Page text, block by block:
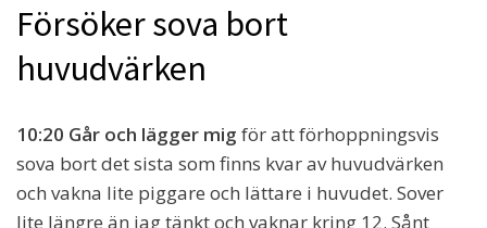
Försöker sova bort
huvudvärken
10:20 Går och lägger mig för att förhoppningsvis
sova bort det sista som finns kvar av huvudvärken
och vakna lite piggare och lättare i huvudet. Sover
lite längre än jag tänkt och vaknar kring 12. Sånt